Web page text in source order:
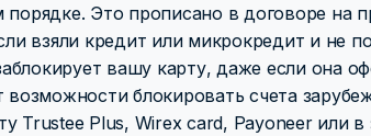
Это прописано в договоре на
взяли кредит или микрокредит и не
вашу карту, даже если она
блокировать счета
Trustee Plus, Wirex card, Payoneer или в